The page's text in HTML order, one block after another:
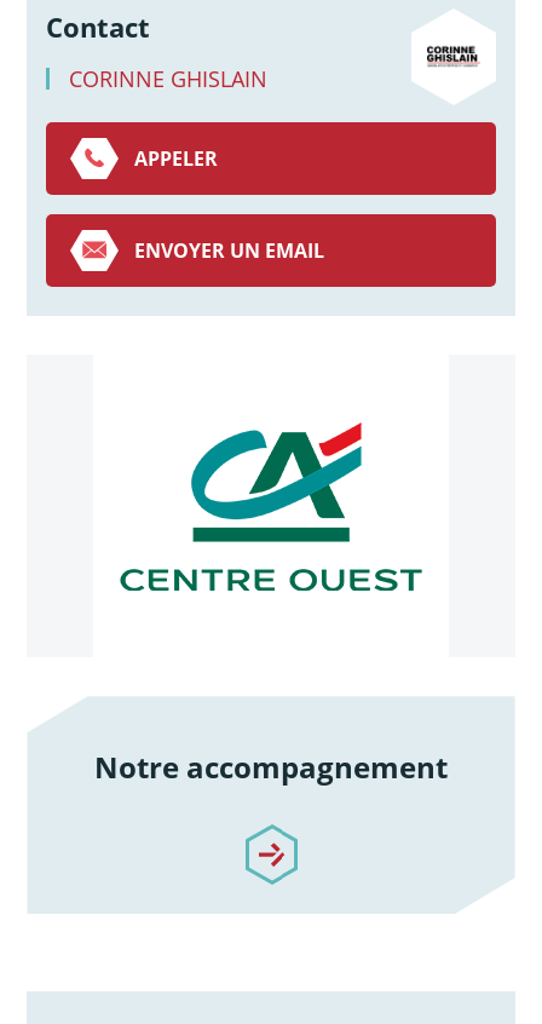
Contact
CORINNE GHISLAIN
APPELER
ENVOYER UN EMAIL
Notre accompagnement
/notre-accompagnement